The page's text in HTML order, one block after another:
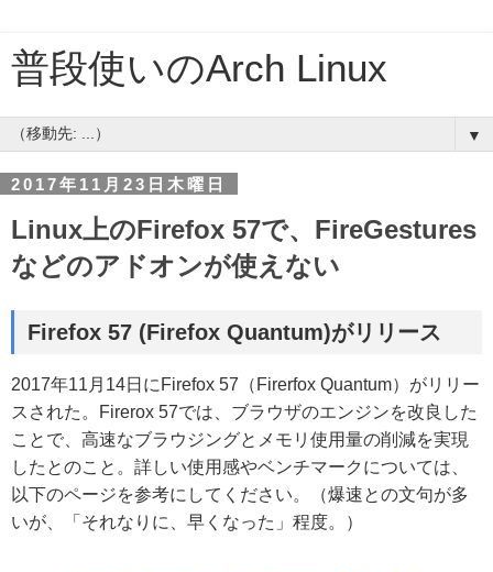
普段使いのArch Linux
▼
2017年11月23日木曜日
Linux上のFirefox 57で、FireGestures
などのアドオンが使えない
Firefox 57 (Firefox Quantum)がリリース
2017年11月14日にFirefox 57（Firerfox Quantum）がリリー
スされた。Firerox 57では、ブラウザのエンジンを改良した
ことで、高速なブラウジングとメモリ使用量の削減を実現
したとのこと。詳しい使用感やベンチマークについては、
以下のページを参考にしてください。（爆速との文句が多
いが、「それなりに、早くなった」程度。）